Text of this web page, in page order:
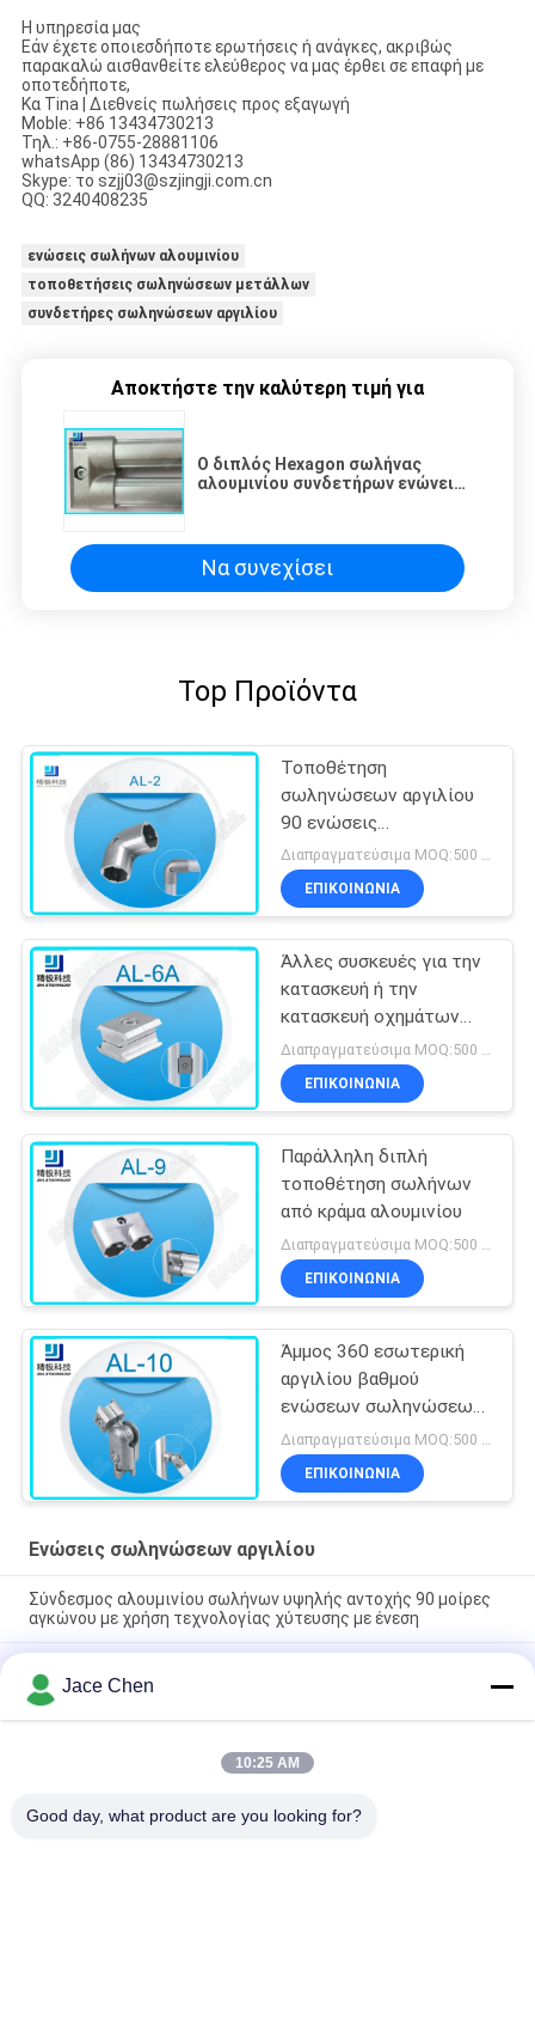
Η υπηρεσία μας
Εάν έχετε οποιεσδήποτε ερωτήσεις ή ανάγκες, ακριβώς
παρακαλώ αισθανθείτε ελεύθερος να μας έρθει σε επαφή με
οποτεδήποτε,
Κα Tina | Διεθνείς πωλήσεις προς εξαγωγή
Moble: +86 13434730213
Τηλ.: +86-0755-28881106
whatsApp (86) 13434730213
Skype: το szjj03@szjingji.com.cn
QQ: 3240408235
ενώσεις σωλήνων αλουμινίου
τοποθετήσεις σωληνώσεων μετάλλων
συνδετήρες σωληνώσεων αργιλίου
Αποκτήστε την καλύτερη τιμή για
Ο διπλός Hexagon σωλήνας
αλουμινίου συνδετήρων ενώνει
Να συνεχίσει
Top Προϊόντα
Τοποθέτηση
σωληνώσεων αργιλίου
90 ενώσεις
σωληνώσεων αργιλίου
αγκώνων βαθμού για το
σωλήνα OD 28mm
Διαπραγματεύσιμα MOQ:500 Σύνολα
ΕΠΙΚΟΙΝΩΝΊΑ
Άλλες συσκευές για την
κατασκευή ή την
κατασκευή οχημάτων
από υδρατλαντικό
χάλυβα
Διαπραγματεύσιμα MOQ:500 Σύνολα
ΕΠΙΚΟΙΝΩΝΊΑ
Παράλληλη διπλή
τοποθέτηση σωλήνων
από κράμα αλουμινίου
ΕΠΙΚΟΙΝΩΝΊΑ
Άμμος 360 εσωτερική
αργιλίου βαθμού
ενώσεων σωληνώσεων
που ανατινάζει την
ελεύθερη περιστροφή
Al-10
ΕΠΙΚΟΙΝΩΝΊΑ
Ενώσεις σωληνώσεων αργιλίου
Σύνδεσμος αλουμινίου σωλήνων υψηλής αντοχής 90 μοίρες
αγκώνου με χρήση τεχνολογίας χύτευσης με ένεση
αλουμινίου ανωτισμού ασημένιων σωλήνων για συστήματα
αδύναμων σωλήνων και βιομηχανικούς σταθμούς εργασίας
90 μοίρες Γυναικεία συμμετοχή αλουμινίου σωλήνα κοινή
πετάμε χύτευση αγκώνα σύνδεσμος για συστήματα ράφι
Jace Chen
10:25 AM
Good day, what product are you looking for?